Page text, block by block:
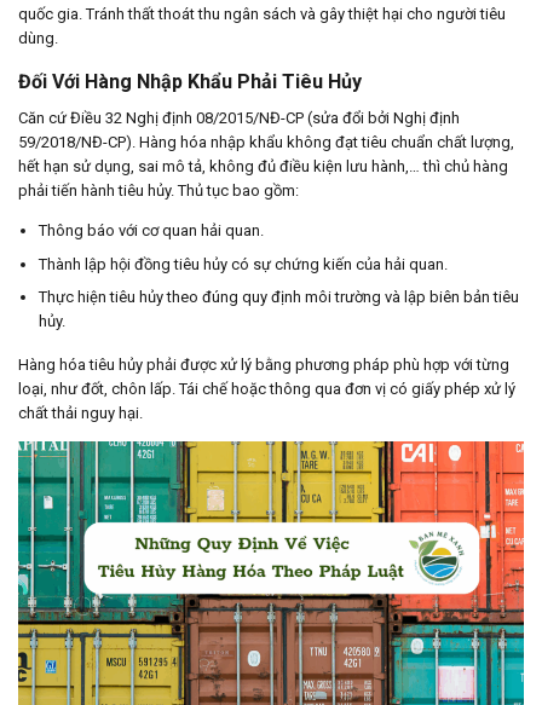
quốc gia. Tránh thất thoát thu ngân sách và gây thiệt hại cho người tiêu
dùng.
Đối Với Hàng Nhập Khẩu Phải Tiêu Hủy
Căn cứ Điều 32 Nghị định 08/2015/NĐ-CP (sửa đổi bởi Nghị định
59/2018/NĐ-CP). Hàng hóa nhập khẩu không đạt tiêu chuẩn chất lượng,
hết hạn sử dụng, sai mô tả, không đủ điều kiện lưu hành,… thì chủ hàng
phải tiến hành tiêu hủy. Thủ tục bao gồm:
Thông báo với cơ quan hải quan.
Thành lập hội đồng tiêu hủy có sự chứng kiến của hải quan.
Thực hiện tiêu hủy theo đúng quy định môi trường và lập biên bản tiêu
hủy.
Hàng hóa tiêu hủy phải được xử lý bằng phương pháp phù hợp với từng
loại, như đốt, chôn lấp. Tái chế hoặc thông qua đơn vị có giấy phép xử lý
chất thải nguy hại.